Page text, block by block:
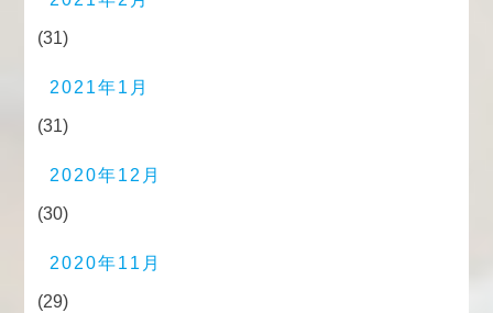
(31)
2021年1月
(31)
2020年12月
(30)
2020年11月
(29)